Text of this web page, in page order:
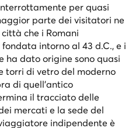
per quasi
parte dei visitatori ne
che i Romani
intorno al 43 d.C., e i
ha dato origine sono quasi
torri di vetro del moderno
di quell'antico
il tracciato delle
mercati e la sede del
indipendente è